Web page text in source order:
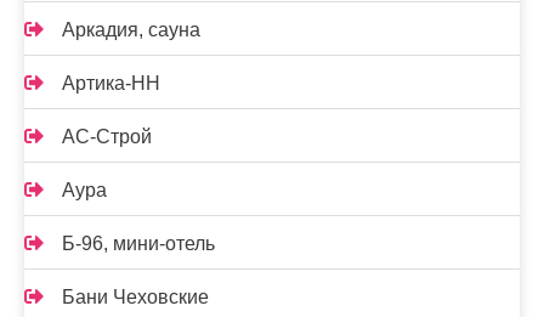
Аркадия, сауна
Артика-НН
АС-Строй
Аура
Б-96, мини-отель
Бани Чеховские